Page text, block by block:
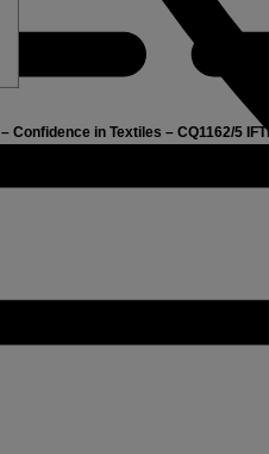
– Confidence in Textiles – CQ1162/5